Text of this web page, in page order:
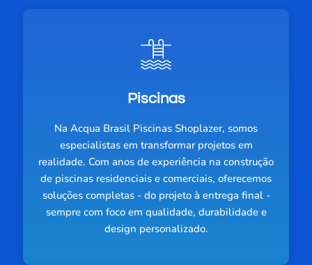
Piscinas
Na Acqua Brasil Piscinas Shoplazer, somos
especialistas em transformar projetos em
realidade. Com anos de experiência na construção
de piscinas residenciais e comerciais, oferecemos
soluções completas - do projeto à entrega final -
sempre com foco em qualidade, durabilidade e
design personalizado.